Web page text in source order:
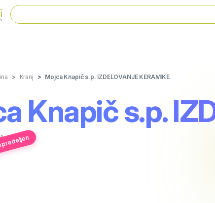
Kranj Mojca Knapič s.p. IZDELOVANJE KERAMIKE
Knapič s.p.